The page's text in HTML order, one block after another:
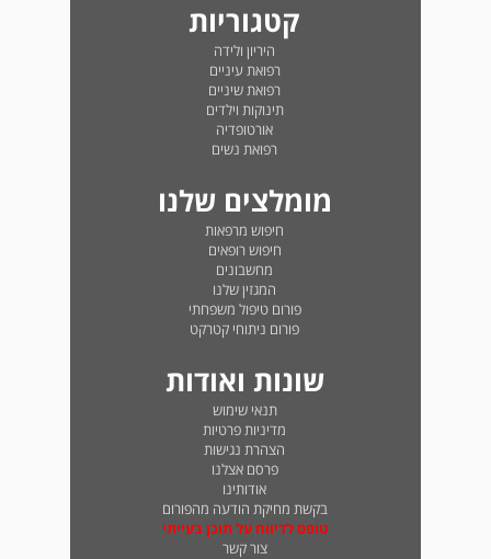
קטגוריות
היריון ולידה
רפואת עיניים
רפואת שיניים
תינוקות וילדים
אורטופדיה
רפואת נשים
מומלצים שלנו
חיפוש מרפאות
חיפוש רופאים
מחשבונים
המגזין שלנו
פורום טיפול משפחתי
פורום ניתוחי קטרקט
שונות ואודות
תנאי שימוש
מדיניות פרטיות
הצהרת נגישות
פרסם אצלנו
אודותינו
בקשת מחיקת הודעה מהפורום
טופס לדיווח על תוכן בעייתי
צור קשר